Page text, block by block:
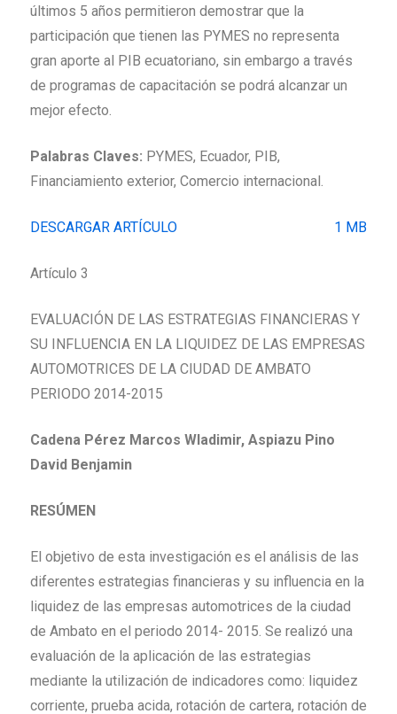
últimos 5 años permitieron demostrar que la
participación que tienen las PYMES no representa
gran aporte al PIB ecuatoriano, sin embargo a través
de programas de capacitación se podrá alcanzar un
mejor efecto.
Palabras Claves: PYMES, Ecuador, PIB,
Financiamiento exterior, Comercio internacional.
1 MB
DESCARGAR ARTÍCULO
Artículo 3
EVALUACIÓN DE LAS ESTRATEGIAS FINANCIERAS Y
SU INFLUENCIA EN LA LIQUIDEZ DE LAS EMPRESAS
AUTOMOTRICES DE LA CIUDAD DE AMBATO
PERIODO 2014-2015
Cadena Pérez Marcos Wladimir, Aspiazu Pino
David Benjamin
RESÚMEN
El objetivo de esta investigación es el análisis de las
diferentes estrategias financieras y su influencia en la
liquidez de las empresas automotrices de la ciudad
de Ambato en el periodo 2014- 2015. Se realizó una
evaluación de la aplicación de las estrategias
mediante la utilización de indicadores como: liquidez
corriente, prueba acida, rotación de cartera, rotación de